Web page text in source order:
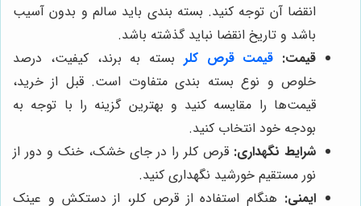
انقضا آن توجه کنید. بسته بندی باید سالم و بدون آسیب
باشد و تاریخ انقضا نباید گذشته باشد.
قیمت: قیمت قرص کلر بسته به برند، کیفیت، درصد
خلوص و نوع بسته بندی متفاوت است. قبل از خرید،
قیمت‌ها را مقایسه کنید و بهترین گزینه را با توجه به
بودجه خود انتخاب کنید.
شرایط نگهداری: قرص کلر را در جای خشک، خنک و دور از
نور مستقیم خورشید نگهداری کنید.
ایمنی: هنگام استفاده از قرص کلر، از دستکش و عینک